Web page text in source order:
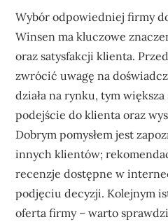
Wybór odpowiedniej firmy
Winsen ma kluczowe
oraz satysfakcji klienta.
zwrócić uwagę na
działa na rynku, tym
podejście do klienta oraz
Dobrym pomysłem jest
innych klientów;
recenzje dostępne w
podjęciu decyzji. Kolejnym
oferta firmy – warto